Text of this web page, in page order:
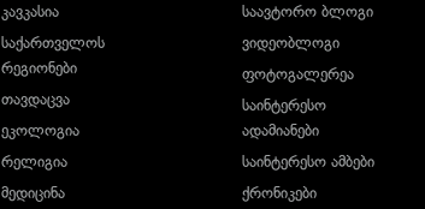
კავკასია
საქართველოს
რეგიონები
თავდაცვა
ეკოლოგია
რელიგია
მედიცინა
საავტორო ბლოგი
ვიდეობლოგი
ფოტოგალერეა
საინტერესო
ადამიანები
საინტერესო ამბები
ქრონიკები